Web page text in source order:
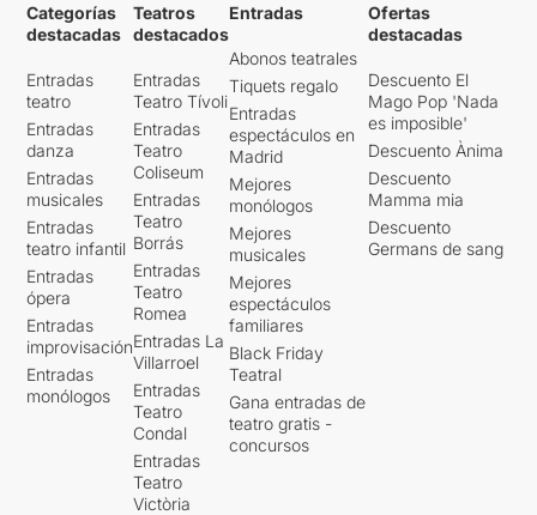
Categorías
destacadas
Entradas
teatro
Entradas
danza
Entradas
musicales
Entradas
teatro infantil
Entradas
ópera
Entradas
improvisación
Entradas
monólogos
Teatros
destacados
Entradas
Teatro Tívoli
Entradas
Teatro
Coliseum
Entradas
Teatro
Borrás
Entradas
Teatro
Romea
Entradas La
Villarroel
Entradas
Teatro
Condal
Entradas
Teatro
Victòria
Entradas
Abonos teatrales
Tiquets regalo
Entradas
espectáculos en
Madrid
Mejores
monólogos
Mejores
musicales
Mejores
espectáculos
familiares
Black Friday
Teatral
Gana entradas de
teatro gratis -
concursos
Ofertas
destacadas
Descuento El
Mago Pop 'Nada
es imposible'
Descuento Ànima
Descuento
Mamma mia
Descuento
Germans de sang